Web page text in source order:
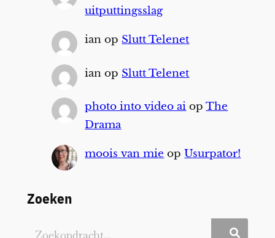
uitputtingsslag
ian op Slutt Telenet
ian op Slutt Telenet
photo into video ai opThe
Drama
moois van mie opUsurpator!
Zoeken